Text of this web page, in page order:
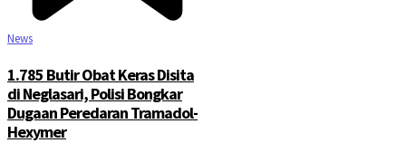
News
1.785 Butir Obat Keras Disita
di Neglasari, Polisi Bongkar
Dugaan Peredaran Tramadol-
Hexymer